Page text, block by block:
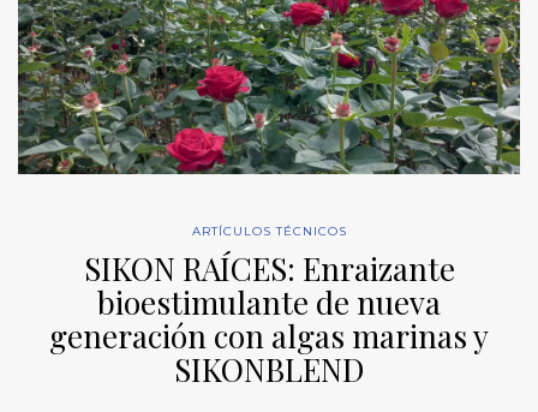
ARTÍCULOS TÉCNICOS
SIKON RAÍCES: Enraizante
bioestimulante de nueva
generación con algas marinas y
SIKONBLEND